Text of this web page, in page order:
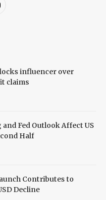
influencer over
claims
Fed Outlook Affect US
Half
Contributes to
Decline